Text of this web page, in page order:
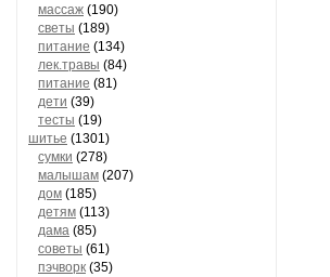
массаж (190)
светы (189)
питание (134)
лек.травы (84)
питание (81)
дети (39)
тесты (19)
шитье (1301)
сумки (278)
малышам (207)
дом (185)
детям (113)
дама (85)
советы (61)
пэчворк (35)